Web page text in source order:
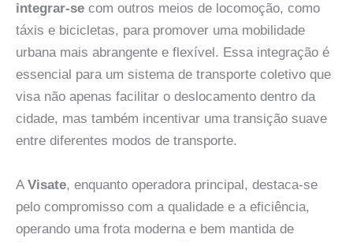
integrar-se com outros meios de locomoção, como
táxis e bicicletas, para promover uma mobilidade
urbana mais abrangente e flexível. Essa integração é
essencial para um sistema de transporte coletivo que
visa não apenas facilitar o deslocamento dentro da
cidade, mas também incentivar uma transição suave
entre diferentes modos de transporte.
A Visate, enquanto operadora principal, destaca-se
pelo compromisso com a qualidade e a eficiência,
operando uma frota moderna e bem mantida de